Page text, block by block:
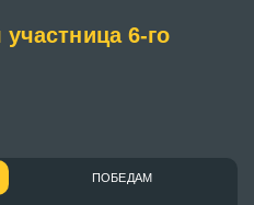
6-го
ПОБЕДАМ